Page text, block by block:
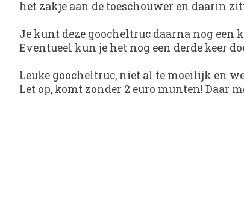
het zakje aan de toeschouwer en daarin
Je kunt deze goocheltruc daarna nog
Eventueel kun je het nog een derde keer
Leuke goocheltruc, niet al te moeilijk en
Let op, komt zonder 2 euro munten! Daar